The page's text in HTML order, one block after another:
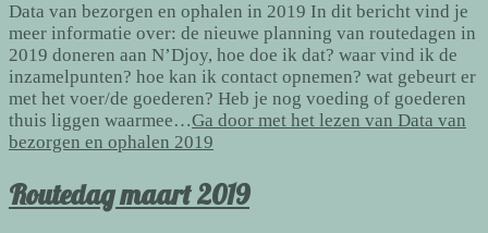
Data van bezorgen en ophalen in 2019 In dit bericht vind je
meer informatie over: de nieuwe planning van routedagen in
2019 doneren aan N’Djoy, hoe doe ik dat? waar vind ik de
inzamelpunten? hoe kan ik contact opnemen? wat gebeurt er
met het voer/de goederen? Heb je nog voeding of goederen
thuis liggen waarmee…Ga door met het lezen van Data van
bezorgen en ophalen 2019
Routedag maart 2019